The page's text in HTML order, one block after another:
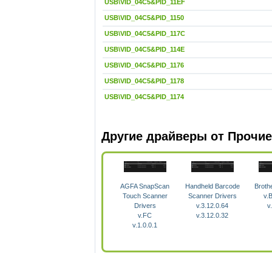
USB\VID_04C5&PID_11EF
USB\VID_04C5&PID_1150
USB\VID_04C5&PID_117C
USB\VID_04C5&PID_114E
USB\VID_04C5&PID_1176
USB\VID_04C5&PID_1178
USB\VID_04C5&PID_1174
Другие драйверы от Прочие
AGFA SnapScan
Touch Scanner
Drivers
v.FC
v.1.0.0.1
Handheld Barcode
Scanner Drivers
v.3.12.0.64
v.3.12.0.32